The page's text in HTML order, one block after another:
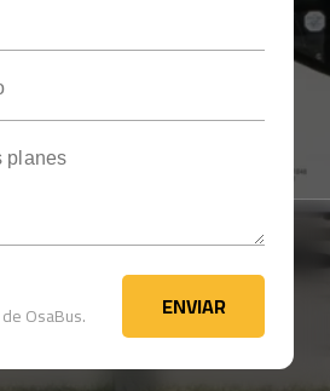
de OsaBus. ENVIAR
ENVIAR